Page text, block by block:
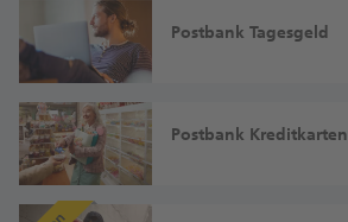
Postbank Tagesgeld
Postbank Kreditkarten